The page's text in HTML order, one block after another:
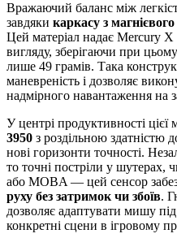
Вражаючий баланс між
завдяки каркасу з
Цей матеріал надає Mercury X
вигляду, зберігаючи при
лише 49 грамів. Така
маневреність і дозволяє
надмірного навантаження на
У центрі продуктивності
3950 з роздільною здатністю
нові горизонти точності.
то точні постріли у шутерах,
або MOBA — цей сенсор
руху без затримок чи збоїв.
дозволяє адаптувати мишу
конкретні сцени в ігровому